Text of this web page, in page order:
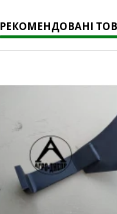
РЕКОМЕНДОВАНІ